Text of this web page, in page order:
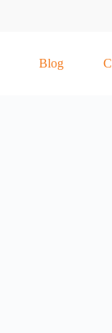
Blog